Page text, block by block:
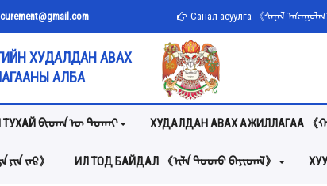
Санал асуулга 《ᠰᠠᠨᠠᠯ
ХУДАЛДАН АВАХ
АЛБА
ᠪᠢᠳᠡᠨ ᠦ ᠲᠤᠬᠠᠢ ХУДАЛДАН АВАХ АЖИЛЛАГАА 《
ᠵᠠᠷ》 ИЛ ТОД БАЙДАЛ 《ᠢᠯᠡ ᠲᠣᠳᠣ ᠪᠠᠶᠢᠳᠠᠯ》